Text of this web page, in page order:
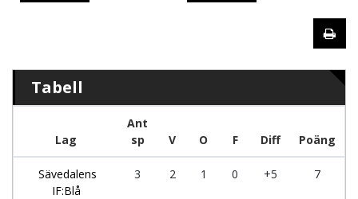
Tabell
Lag
Ant
sp
V O F Diff Poäng
Sävedalens
IF:Blå
3 2 1 0 +5 7